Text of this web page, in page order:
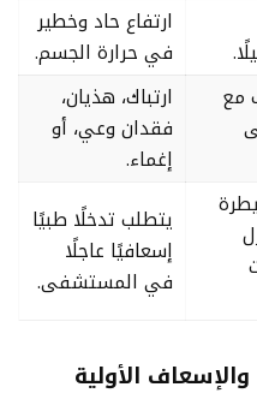
ارتفاع حاد وخطير
في حرارة الجسم.
مع
ارتباك، هذيان،
فقدان وعي، أو
إغماء.
يتطلب تدخلًا طبيًا
إسعافيًا عاجلًا
في المستشفى.
الأولية